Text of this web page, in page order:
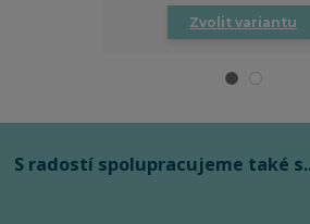
Zvolit variantu
S radostí spolupracujeme také